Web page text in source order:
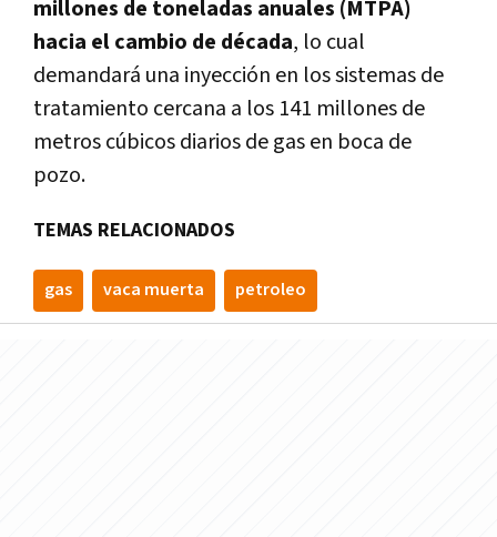
millones de toneladas anuales (MTPA)
hacia el cambio de década, lo cual
demandará una inyección en los sistemas de
tratamiento cercana a los 141 millones de
metros cúbicos diarios de gas en boca de
pozo.
TEMAS RELACIONADOS
gas vaca muerta petroleo